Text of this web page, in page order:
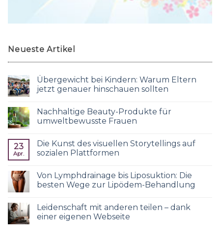
Neueste Artikel
Übergewicht bei Kindern: Warum Eltern
jetzt genauer hinschauen sollten
Nachhaltige Beauty-Produkte für
umweltbewusste Frauen
23
Apr.
Die Kunst des visuellen Storytellings auf
sozialen Plattformen
Von Lymphdrainage bis Liposuktion: Die
besten Wege zur Lipödem-Behandlung
Leidenschaft mit anderen teilen – dank
einer eigenen Webseite